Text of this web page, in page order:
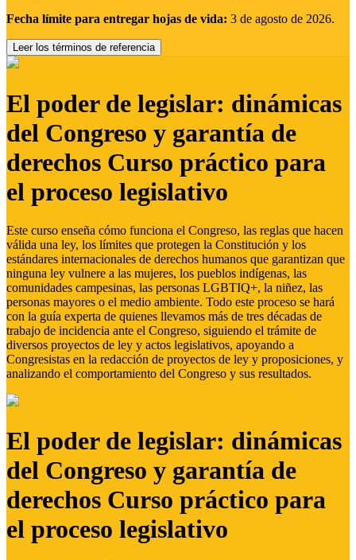
Fecha límite para entregar hojas de vida: 3 de agosto de 2026.
Leer los términos de referencia
El poder de legislar: dinámicas
del Congreso y garantía de
derechos Curso práctico para
el proceso legislativo
Este curso enseña cómo funciona el Congreso, las reglas que hacen
válida una ley, los límites que protegen la Constitución y los
estándares internacionales de derechos humanos que garantizan que
ninguna ley vulnere a las mujeres, los pueblos indígenas, las
comunidades campesinas, las personas LGBTIQ+, la niñez, las
personas mayores o el medio ambiente. Todo este proceso se hará
con la guía experta de quienes llevamos más de tres décadas de
trabajo de incidencia ante el Congreso, siguiendo el trámite de
diversos proyectos de ley y actos legislativos, apoyando a
Congresistas en la redacción de proyectos de ley y proposiciones, y
analizando el comportamiento del Congreso y sus resultados.
El poder de legislar: dinámicas
del Congreso y garantía de
derechos Curso práctico para
el proceso legislativo